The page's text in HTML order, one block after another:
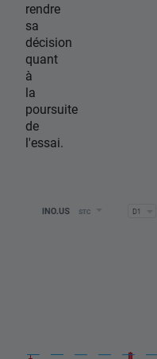
rendre
sa
décision
quant
à
la
poursuite
de
l'essai.